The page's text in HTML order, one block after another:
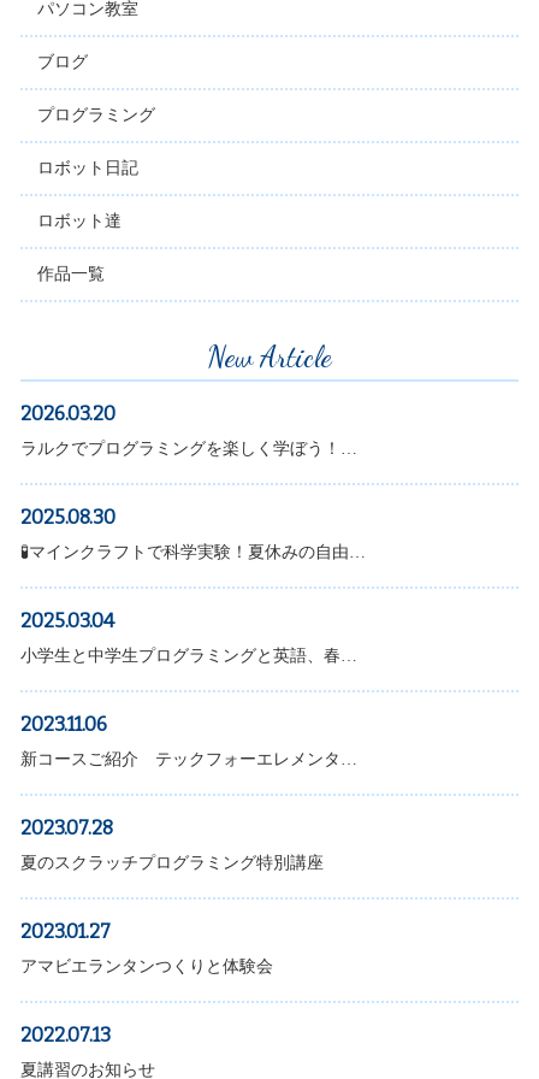
パソコン教室
ブログ
プログラミング
ロボット日記
ロボット達
作品一覧
New Article
2026.03.20
ラルクでプログラミングを楽しく学ぼう！…
2025.08.30
🧪マインクラフトで科学実験！夏休みの自由…
2025.03.04
小学生と中学生プログラミングと英語、春…
2023.11.06
新コースご紹介 テックフォーエレメンタ…
2023.07.28
夏のスクラッチプログラミング特別講座
2023.01.27
アマビエランタンつくりと体験会
2022.07.13
夏講習のお知らせ